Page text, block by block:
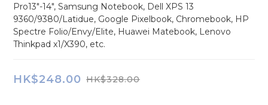
Pro13"-14", Samsung Notebook, Dell XPS 13
9360/9380/Latidue, Google Pixelbook, Chromebook, HP
Spectre Folio/Envy/Elite, Huawei Matebook, Lenovo
Thinkpad x1/X390, etc.
HK$248.00 HK$328.00